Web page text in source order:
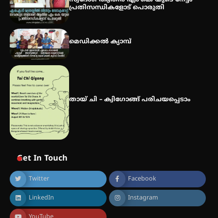
പ്രതിസന്ധികളോട് പൊരുതി
മെഡിക്കൽ ക്യാമ്പ്
തായ് ചി – ക്വിഗോങ്ങ് പരിചയപ്പെടാം
Get In Touch
Twitter Facebook
LinkedIn Instagram